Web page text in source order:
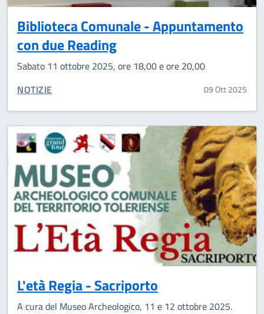
Biblioteca Comunale - Appuntamento
con due Reading
Sabato 11 ottobre 2025, ore 18,00 e ore 20,00
CATEGORIA CORRELATA:
NOTIZIE 09 Ott 2025
L'età Regia - Sacriporto
A cura del Museo Archeologico, 11 e 12 ottobre 2025.